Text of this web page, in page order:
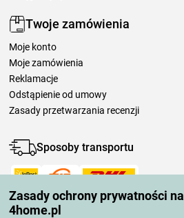
Zasady ochrony prywatności na
4home.pl
Twoje zamówienia
Moje konto
Moje zamówienia
Reklamacje
Odstąpienie od umowy
Zasady przetwarzania recenzji
Sposoby transportu
Metody płatności